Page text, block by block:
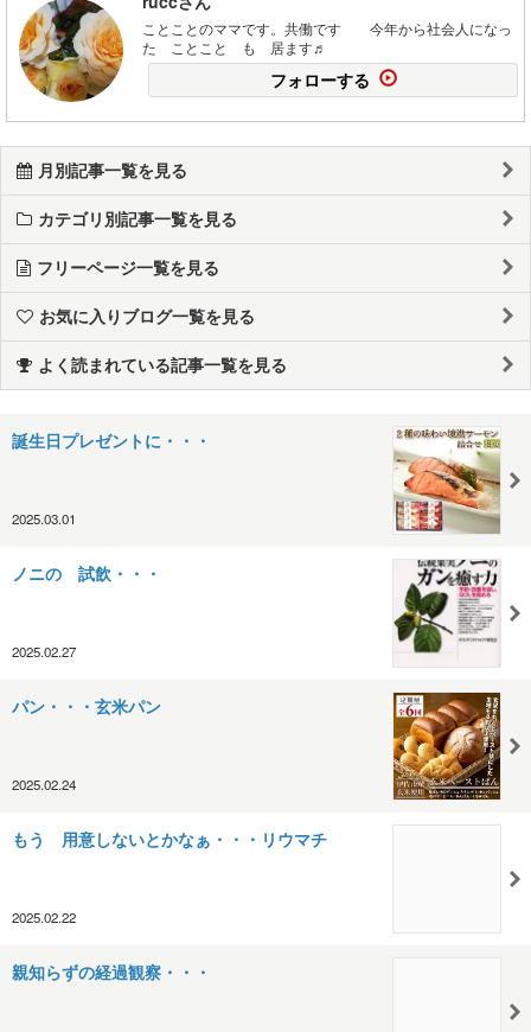
ことことのママです。共働です 今年から社会人になっ
た ことこと も 居ます♬
フォローする
月別記事一覧を見る
カテゴリ別記事一覧を見る
フリーページ一覧を見る
お気に入りブログ一覧を見る
よく読まれている記事一覧を見る
誕生日プレゼントに・・・
2025.03.01
ノニの 試飲・・・
2025.02.27
パン・・・玄米パン
2025.02.24
もう 用意しないとかなぁ・・・リウマチ
2025.02.22
親知らずの経過観察・・・